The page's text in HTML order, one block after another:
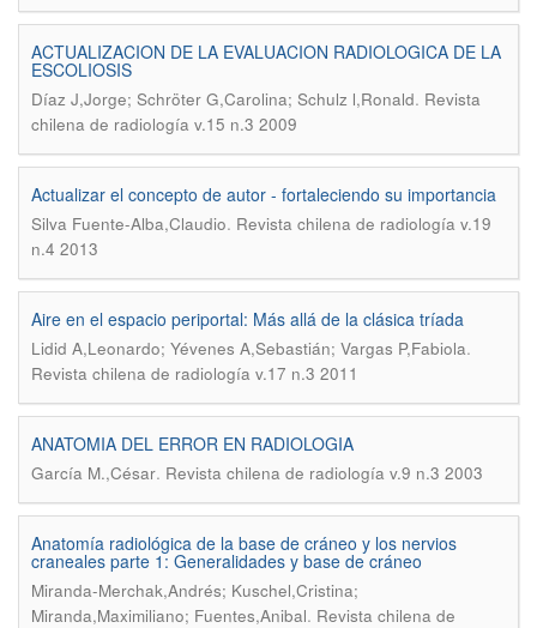
ACTUALIZACION DE LA EVALUACION RADIOLOGICA DE LA
ESCOLIOSIS
Díaz J,Jorge; Schröter G,Carolina; Schulz l,Ronald. Revista
chilena de radiología v.15 n.3 2009
Actualizar el concepto de autor - fortaleciendo su importancia
Silva Fuente-Alba,Claudio. Revista chilena de radiología v.19
n.4 2013
Aire en el espacio periportal: Más allá de la clásica tríada
Lidid A,Leonardo; Yévenes A,Sebastián; Vargas P,Fabiola.
Revista chilena de radiología v.17 n.3 2011
ANATOMIA DEL ERROR EN RADIOLOGIA
García M.,César. Revista chilena de radiología v.9 n.3 2003
Anatomía radiológica de la base de cráneo y los nervios
craneales parte 1: Generalidades y base de cráneo
Miranda-Merchak,Andrés; Kuschel,Cristina;
Miranda,Maximiliano; Fuentes,Anibal. Revista chilena de